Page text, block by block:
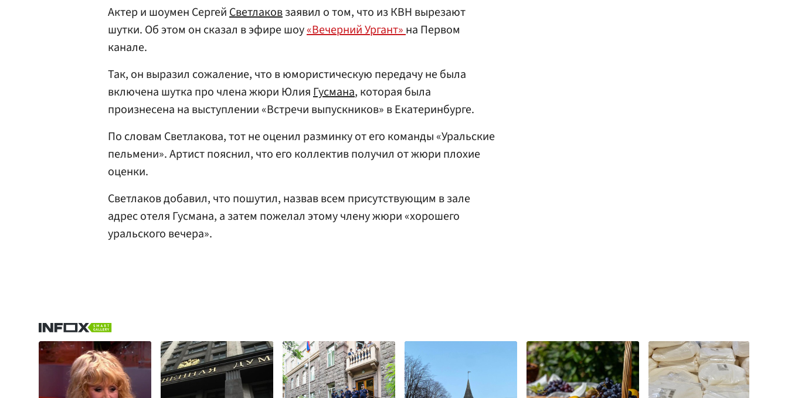
Актер и шоумен СергейСветлаковзаявил о том, что из КВН вырезают
шутки. Об этом он сказал в эфире шоу«Вечерний Ургант»на Первом
канале.
Так, он выразил сожаление, что в юмористическую передачу не была
включена шутка про члена жюри ЮлияГусмана, которая была
произнесена на выступлении «Встречи выпускников» в Екатеринбурге.
По словам Светлакова, тот не оценил разминку от его команды «Уральские
пельмени». Артист пояснил, что его коллектив получил от жюри плохие
оценки.
Светлаков добавил, что пошутил, назвав всем присутствующим в зале
адрес отеля Гусмана, а затем пожелал этому члену жюри «хорошего
уральского вечера».